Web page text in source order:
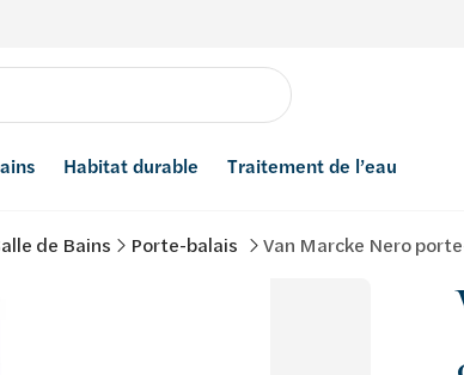
Habitat durable Traitement de l’eau
de Bains Porte-balais Van Marcke Nero